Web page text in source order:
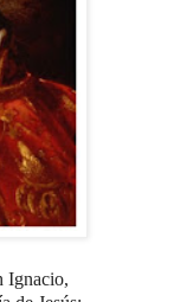
Ignacio,